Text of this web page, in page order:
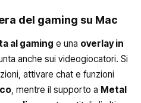
del gaming su Mac
al gaming e una overlay in
anche sui videogiocatori. Si
attivare chat e funzioni
, mentre il supporto a Metal